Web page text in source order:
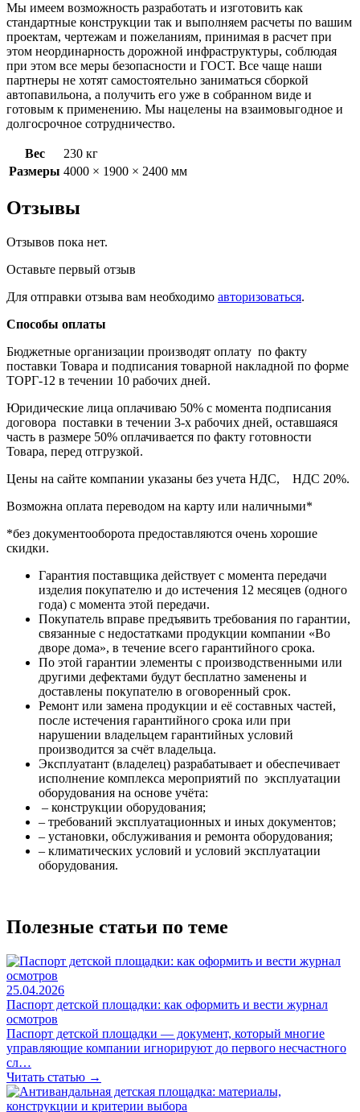
Мы имеем возможность разработать и изготовить как
стандартные конструкции так и выполняем расчеты по вашим
проектам, чертежам и пожеланиям, принимая в расчет при
этом неординарность дорожной инфраструктуры, соблюдая
при этом все меры безопасности и ГОСТ. Все чаще наши
партнеры не хотят самостоятельно заниматься сборкой
автопавильона, а получить его уже в собранном виде и
готовым к применению. Мы нацелены на взаимовыгодное и
долгосрочное сотрудничество.
Вес
230 кг
Размеры 4000 × 1900 × 2400 мм
Отзывы
Отзывов пока нет.
Оставьте первый отзыв
Для отправки отзыва вам необходимо авторизоваться.
Способы оплаты
Бюджетные организации производят оплату по факту
поставки Товара и подписания товарной накладной по форме
ТОРГ-12 в течении 10 рабочих дней.
Юридические лица оплачиваю 50% с момента подписания
договора поставки в течении 3-х рабочих дней, оставшаяся
часть в размере 50% оплачивается по факту готовности
Товара, перед отгрузкой.
Цены на сайте компании указаны без учета НДС, НДС 20%.
Возможна оплата переводом на карту или наличными*
*без документооборота предоставляются очень хорошие
скидки.
Гарантия поставщика действует с момента передачи
изделия покупателю и до истечения 12 месяцев (одного
года) с момента этой передачи.
Покупатель вправе предъявить требования по гарантии,
связанные с недостатками продукции компании «Во
дворе дома», в течение всего гарантийного срока.
По этой гарантии элементы с производственными или
другими дефектами будут бесплатно заменены и
доставлены покупателю в оговоренный срок.
Ремонт или замена продукции и её составных частей,
после истечения гарантийного срока или при
нарушении владельцем гарантийных условий
производится за счёт владельца.
Эксплуатант (владелец) разрабатывает и обеспечивает
исполнение комплекса мероприятий по эксплуатации
оборудования на основе учёта:
– конструкции оборудования;
– требований эксплуатационных и иных документов;
– установки, обслуживания и ремонта оборудования;
– климатических условий и условий эксплуатации
оборудования.
Полезные статьи по теме
25.04.2026
Паспорт детской площадки: как оформить и вести журнал
осмотров
Паспорт детской площадки — документ, который многие
управляющие компании игнорируют до первого несчастного
сл…
Читать статью →